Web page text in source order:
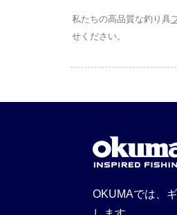
私たちの高品質な釣り具
せください。
OKUMAでは、